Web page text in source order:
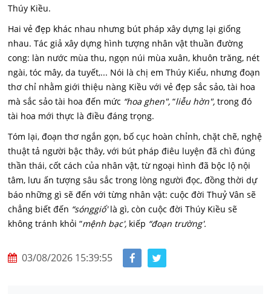
Thúy Kiều.
Hai vẻ đẹp khác nhau nhưng bút pháp xây dựng lại giống
nhau. Tác giả xây dựng hình tượng nhân vật thuần đường
cong: làn nước mùa thu, ngọn núi mùa xuân, khuôn trăng, nét
ngài, tóc mây, da tuyết,... Nói là chị em Thúy Kiểu, nhưng đoạn
thơ chỉ nhằm giới thiệu nàng Kiều với vẻ đẹp sắc sảo, tài hoa
mà sắc sảo tài hoa đến mức “hoa ghen", “liễu hờn", trong đó
tài hoa mới thực là điều đáng trọng.
Tóm lại, đoạn thơ ngắn gọn, bố cục hoàn chỉnh, chặt chẽ, nghệ
thuật tả người bậc thây, với bút pháp điêu luyện đã chì đúng
thần thái, cốt cách của nhân vật, từ ngoại hình đã bộc lộ nội
tâm, lưu ấn tượng sâu sắc trong lòng người đọc, đồng thời dự
báo những gì sẽ đến với từng nhân vật: cuộc đời Thuỷ Vân sẽ
chẳng biết đến “sónggiổ'là gì, còn cuộc đời Thúy Kiều sẽ
không tránh khỏi “mệnh bạc', kiếp “đoạn trường'.
03/08/2026 15:39:55